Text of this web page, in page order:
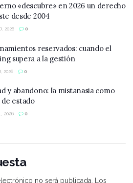
«descubre» en 2026 un derecho
desde 2004
2026 0
reservados: cuando el
supera a la gestión
2026 0
y abandono: la mistanasia como
estado
2026 0
no será publicada. Los